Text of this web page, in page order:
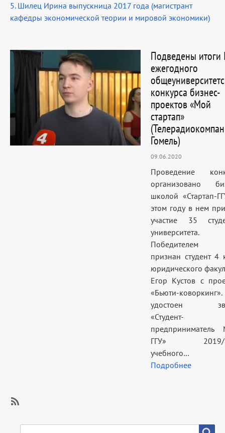
5. Шилец Ирина выпускница 2017 года (магистрант
кафедры экономической теории и мировой экономики)
Подведены итоги
ежегодного
конкурса бизнес-
проектов «Мой
стартап»
Гомель)
09.06.2020
Проведение
организовано
школой «Стартап-
этом году в нем
участие 35
университета.
Победителем
признан студент 4
юридического
Егор Кустов с
«Бьюти-
удостоен
«Студент-
ГГУ» 2019/
учебного…
Подробнее